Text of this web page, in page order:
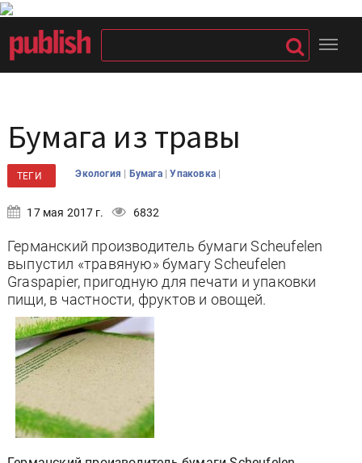
Бумага из травы
ТЕГИ Экология | Бумага |Упаковка |
17 мая 2017 г. 6832
Германский производитель бумаги Scheufelen
выпустил «травяную» бумагу Scheufelen
Graspapier, пригодную для печати и упаковки
пищи, в частности, фруктов и овощей.